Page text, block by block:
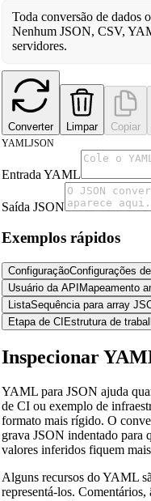
🔗Related Tools
📐Unit Converters
🔧 TOOLS
Length Converter
Toda conversão de dados
Nenhum JSON, CSV,
servidores.
Converter Limpar Copiar
YAMLJSON
Entrada YAML
Saída JSON
Exemplos rápidos
ConfiguraçãoConfigurações
Usuário da API Mapeamento
ListaSequência para array
Etapa de CI Estrutura de
Inspecionar
YAML para JSON ajuda
de CI ou exemplo de
formato mais rígido. O
grava JSON indentado para
valores inferidos fiquem
Alguns recursos do YAML
representá‑los. Comentários,